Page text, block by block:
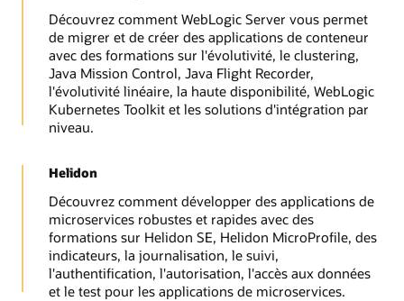
Découvrez comment WebLogic Server vous permet
de migrer et de créer des applications de conteneur
avec des formations sur l'évolutivité, le clustering,
Java Mission Control, Java Flight Recorder,
l'évolutivité linéaire, la haute disponibilité, WebLogic
Kubernetes Toolkit et les solutions d'intégration par
niveau.
Helidon
Découvrez comment développer des applications de
microservices robustes et rapides avec des
formations sur Helidon SE, Helidon MicroProfile, des
indicateurs, la journalisation, le suivi,
l'authentification, l'autorisation, l'accès aux données
et le test pour les applications de microservices.